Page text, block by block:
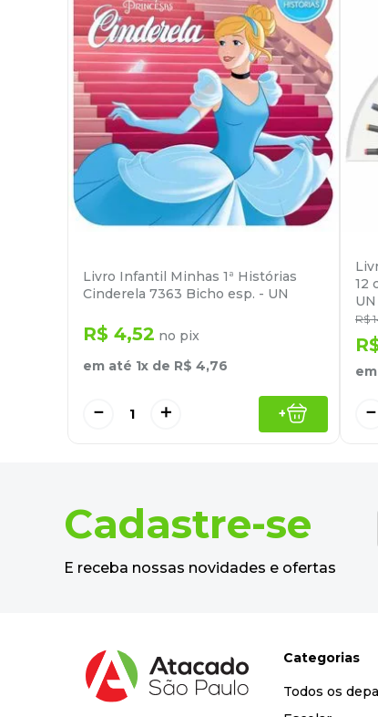
Livro Infantil Minhas 1ª Histórias
Cinderela 7363 Bicho esp. - UN
R$ 4,52 no pix
em até 1x de R$ 4,76
＋
－ +
12
UN
R$
－
Cadastre-se
E receba nossas novidades e ofertas
Categorias
Todos os